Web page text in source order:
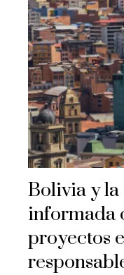
Bolivia y
informada
proyectos